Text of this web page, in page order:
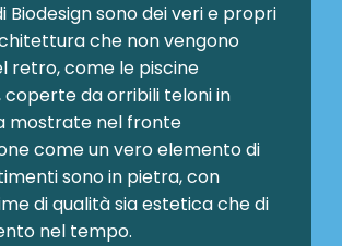
Biodesign sono dei veri e propri
che non vengono
retro, come le piscine
coperte da orribili teloni in
mostrate nel fronte
come un vero elemento di
sono in pietra, con
di qualità sia estetica che di
nel tempo.